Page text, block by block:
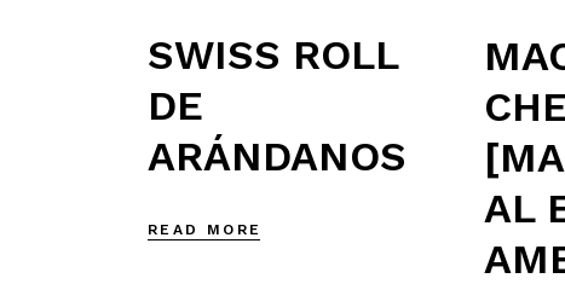
SWISS ROLL
DE
ARÁNDANOS
READ MORE
AL